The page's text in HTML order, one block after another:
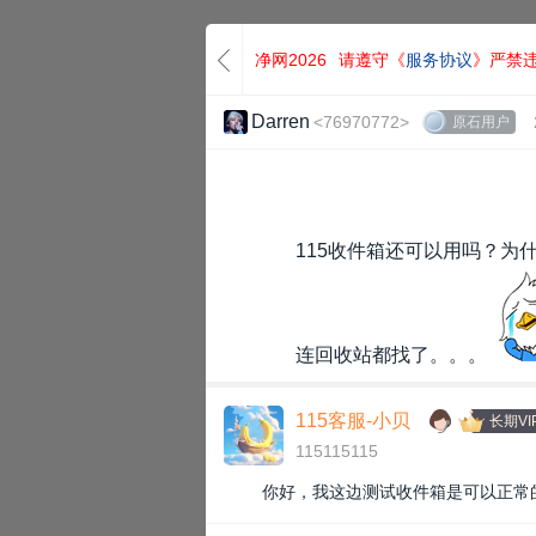
净网2026 请遵守《服务协议》严禁
Darren <76970772> 原石用户
115收件箱还可以用吗？为
连回收站都找了。。。
115客服-小贝 长期
115115115
你好，我这边测试收件箱是可以正